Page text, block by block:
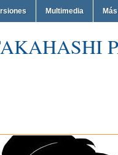
Multimedia